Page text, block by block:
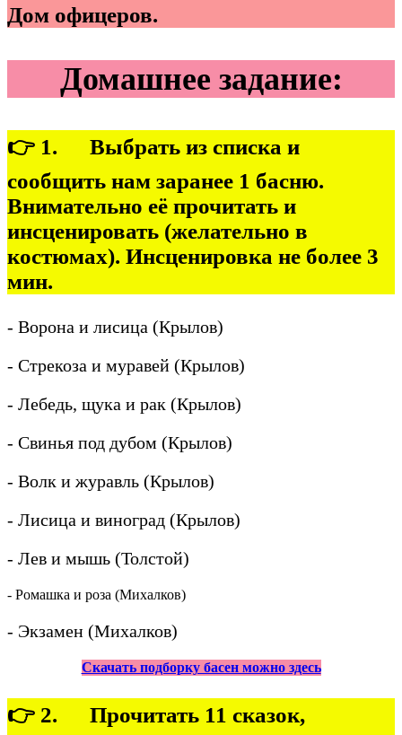
Дом офицеров.
Домашнее задание:
👉 1. Выбрать из списка и
сообщить нам заранее 1 басню.
Внимательно её прочитать и
инсценировать (желательно в
костюмах). Инсценировка не более 3
мин.
- Ворона и лисица (Крылов)
- Стрекоза и муравей (Крылов)
- Лебедь, щука и рак (Крылов)
- Свинья под дубом (Крылов)
- Волк и журавль (Крылов)
- Лисица и виноград (Крылов)
- Лев и мышь (Толстой)
- Ромашка и роза (Михалков)
- Экзамен (Михалков)
Скачать подборку басен можно здесь
👉 2. Прочитать 11 сказок,